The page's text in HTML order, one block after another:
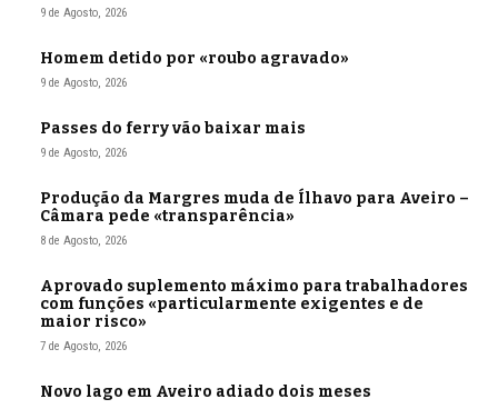
9 de Agosto, 2026
Homem detido por «roubo agravado»
9 de Agosto, 2026
Passes do ferry vão baixar mais
9 de Agosto, 2026
Produção da Margres muda de Ílhavo para Aveiro –
Câmara pede «transparência»
8 de Agosto, 2026
Aprovado suplemento máximo para trabalhadores
com funções «particularmente exigentes e de
maior risco»
7 de Agosto, 2026
Novo lago em Aveiro adiado dois meses